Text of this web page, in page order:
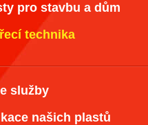
pro stavbu a dům
technika
služby
našich plastů